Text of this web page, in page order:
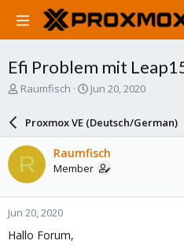
Efi Problem mit
T
a
d
s
t
a
r
t
e
Raumfisch
S
a
r
d
a
e
Jun 20, 2020
Proxmox VE (Deutsch/German)
R Raumfisch
Member
Jun 20, 2020
Hallo Forum,